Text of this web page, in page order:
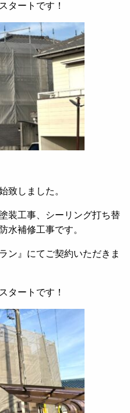
タートです！
致しました。
装工事、シーリング打ち替
水補修工事です。
ン』にてご契約いただきま
タートです！